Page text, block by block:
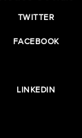
TWITTER
FACEBOOK
LINKEDIN